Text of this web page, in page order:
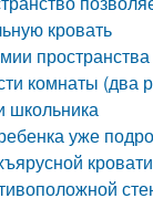
кровать
комнаты (два
школьника
уже